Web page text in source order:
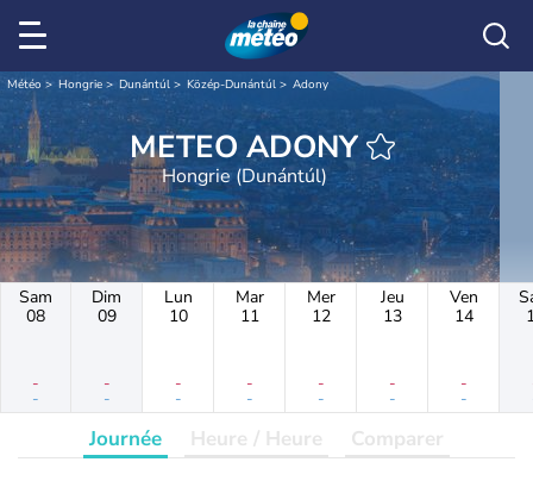
Météo Hongrie Dunántúl Közép-Dunántúl Adony
METEO ADONY
Hongrie (Dunántúl)
Sam
08
-
-
Dim
09
-
-
Lun
10
-
-
Mar
11
-
-
Mer
12
-
-
Jeu
13
-
-
Ven
14
-
-
Journée Heure / Heure Comparer